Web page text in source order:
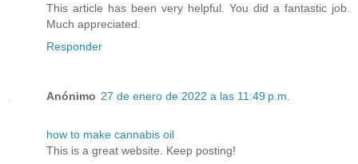
This article has been very helpful. You did a fantastic job.
Much appreciated.
Responder
Anónimo 27 de enero de 2022 a las 11:49 p.m.
how to make cannabis oil
This is a great website. Keep posting!